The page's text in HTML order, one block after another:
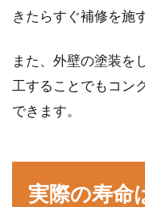
きたらすぐ補修を施
また、外壁の塗装を
工することでもコン
できます。
実際の寿命